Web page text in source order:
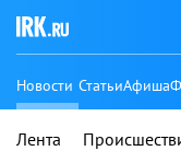
Новости СтатьиАфиша
Лента